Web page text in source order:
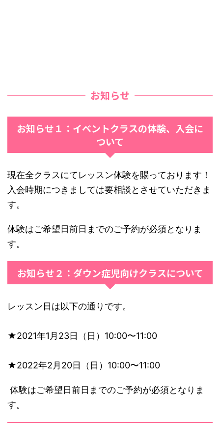
お知らせ
お知らせ１：イベントクラスの体験、入会に
ついて
現在全クラスにてレッスン体験を賜っております！
入会時期につきましては要相談とさせていただきま
す。
体験はご希望日前日までのご予約が必須となりま
す。
お知らせ２：ダウン症児向けクラスについて
レッスン日は以下の通りです。
★2021年1月23日（日）10:00〜11:00
★2022年2月20日（日）10:00〜11:00
体験はご希望日前日までのご予約が必須となりま
す。